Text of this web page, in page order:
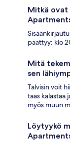
Mitkä ovat
päättyy: klo
Mitä
sen
Talvisin voit
taas kalastaa
myös muun
Löytyykö